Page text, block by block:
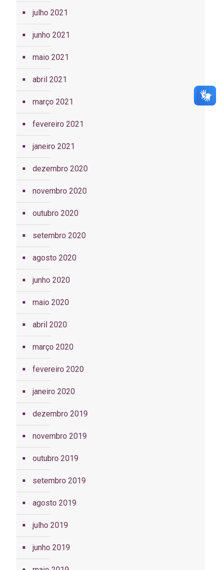
julho 2021
junho 2021
maio 2021
abril 2021
março 2021
fevereiro 2021
janeiro 2021
dezembro 2020
novembro 2020
outubro 2020
setembro 2020
agosto 2020
junho 2020
maio 2020
abril 2020
março 2020
fevereiro 2020
janeiro 2020
dezembro 2019
novembro 2019
outubro 2019
setembro 2019
agosto 2019
julho 2019
junho 2019